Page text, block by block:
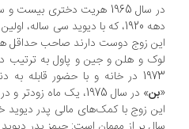
در سال 1965 هریت دختری بیست و سه
دهه 1920، که با دیوید سی ساله، اولین
زوج دوست دارند صاحب حداقل هشت
1973 در خانه و با حضور قابله به دنیا
» در سال 1975، یک ماه زودتر و
زوج با کمک‌های مالی پدر دیوید